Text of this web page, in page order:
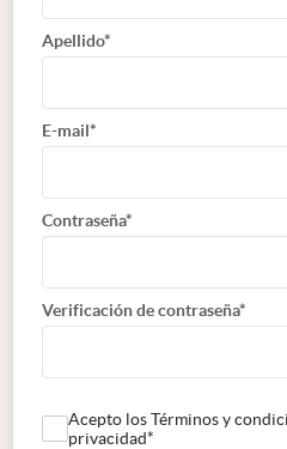
Apellido*
E-mail*
Contraseña*
Verificación de contraseña*
Acepto los Términos y
privacidad*